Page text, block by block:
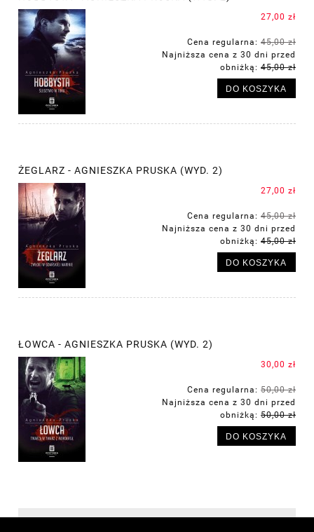
27,00 zł
Cena regularna: 45,00 zł
Najniższa cena z 30 dni przed
obniżką: 45,00 zł
DO KOSZYKA
ŻEGLARZ - AGNIESZKA PRUSKA (WYD. 2)
27,00 zł
Cena regularna: 45,00 zł
Najniższa cena z 30 dni przed
obniżką: 45,00 zł
DO KOSZYKA
ŁOWCA - AGNIESZKA PRUSKA (WYD. 2)
30,00 zł
Cena regularna: 50,00 zł
Najniższa cena z 30 dni przed
obniżką: 50,00 zł
DO KOSZYKA